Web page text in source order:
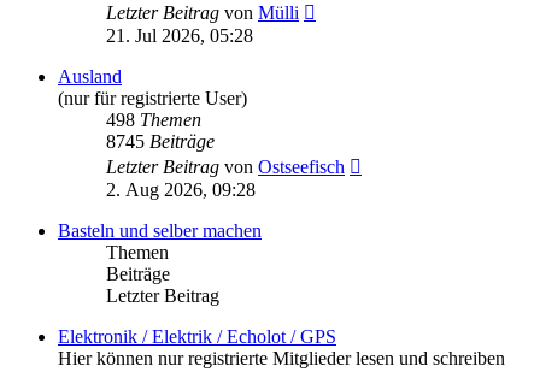
Letzter Beitrag von Mülli
21. Jul 2026, 05:28
Ausland
(nur für registrierte User)
498 Themen
8745 Beiträge
Letzter Beitrag von Ostseefisch
2. Aug 2026, 09:28
Basteln und selber machen
Themen
Beiträge
Letzter Beitrag
Elektronik / Elektrik / Echolot / GPS
Hier können nur registrierte Mitglieder lesen und schreiben